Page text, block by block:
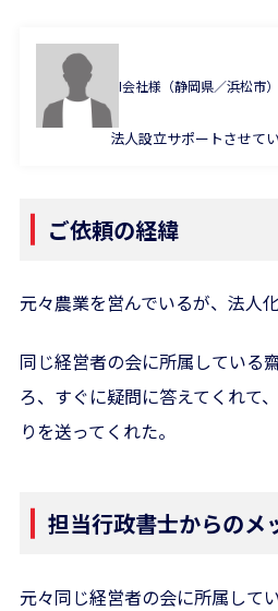
I会社様（静岡県／浜松市）
法人設立サポートさせて
ご依頼の経緯
元々農業を営んでいるが、法人
同じ経営者の会に所属している
ろ、すぐに疑問に答えてくれて
りを送ってくれた。
担当行政書士からのメ
元々同じ経営者の会に所属して
何かご質問やご相談がございま
03-
平日8:00～
メールから
友だち登録後お問合